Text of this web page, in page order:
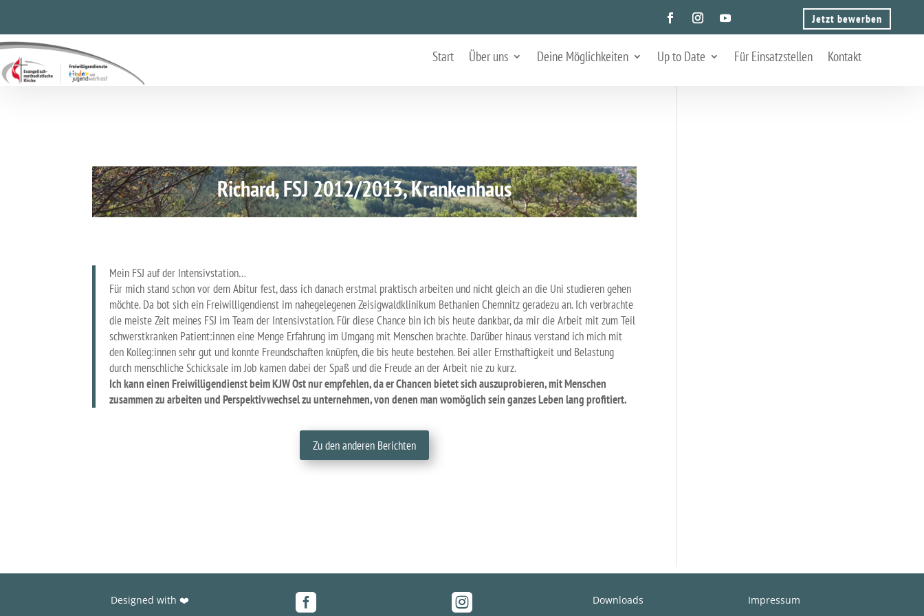
Erfahrungsbericht Richard Krankenhaus
von Referat Freiwilligendienste
Jetzt bewerben
Start Über uns Deine Möglichkeiten Up to Date Für Einsatzstellen Kontakt
Richard, FSJ 2012/2013, Krankenhaus
Mein FSJ auf der Intensivstation…
Für mich stand schon vor dem Abitur fest, dass ich danach erstmal praktisch arbeiten und nicht gleich an die Uni studieren gehen
möchte. Da bot sich ein Freiwilligendienst im nahegelegenen Zeisigwaldklinikum Bethanien Chemnitz geradezu an. Ich verbrachte
die meiste Zeit meines FSJ im Team der Intensivstation. Für diese Chance bin ich bis heute dankbar, da mir die Arbeit mit zum Teil
schwerstkranken Patient:innen eine Menge Erfahrung im Umgang mit Menschen brachte. Darüber hinaus verstand ich mich mit
den Kolleg:innen sehr gut und konnte Freundschaften knüpfen, die bis heute bestehen. Bei aller Ernsthaftigkeit und Belastung
durch menschliche Schicksale im Job kamen dabei der Spaß und die Freude an der Arbeit nie zu kurz.
Ich kann einen Freiwilligendienst beim KJW Ost nur empfehlen, da er Chancen bietet sich auszuprobieren, mit Menschen
zusammen zu arbeiten und Perspektivwechsel zu unternehmen, von denen man womöglich sein ganzes Leben lang profitiert.
Zu den anderen Berichten
Designed with ❤️   Downloads Impressum